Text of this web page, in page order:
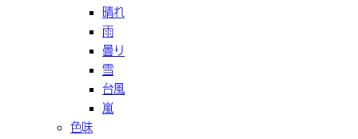
晴れ
雨
曇り
雪
台風
嵐
色味